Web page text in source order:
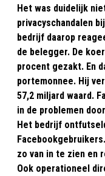
Het was duidelijk
privacyschandalen
bedrijf daarop
de belegger. De
procent gezakt. En
portemonnee. Hij
57,2 miljard waard.
in de problemen
Het bedrijf
zo van in te zien en
Ook operationeel